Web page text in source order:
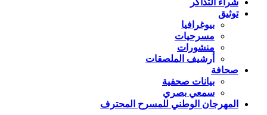
توثيق
بيوغرافيا
مسرحيات
منشورات
أرشيف الملصقات
صحافة
بيانات صحفية
سمعي بصري
المهرجان الوطني للمسرح المحترف